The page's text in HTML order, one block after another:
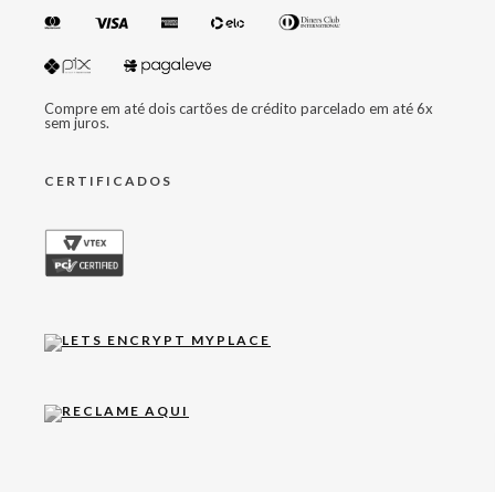
Compre em até dois cartões de crédito parcelado em até 6x
sem juros.
CERTIFICADOS